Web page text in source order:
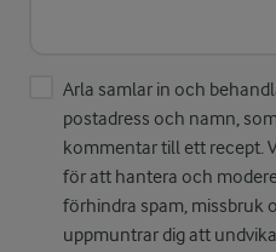
Arla samlar in och
postadress och namn,
kommentar till ett recept.
för att hantera och
förhindra spam, missbruk
uppmuntrar dig att